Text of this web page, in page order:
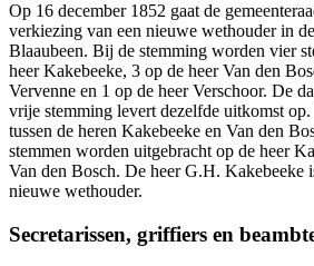
Op 16 december 1852 gaat de
verkiezing van een nieuwe wethouder in
Blaaubeen. Bij de stemming worden vier
heer Kakebeeke, 3 op de heer Van den
Vervenne en 1 op de heer Verschoor. De
vrije stemming levert dezelfde uitkomst
tussen de heren Kakebeeke en Van den
stemmen worden uitgebracht op de heer
Van den Bosch. De heer G.H. Kakebeeke
nieuwe wethouder.
Secretarissen, griffiers en